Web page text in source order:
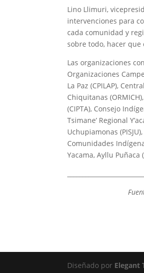
Lino Llimuri,
intervenciones para
cada comunidad y
sobre todo, hacer
Las organizaciones
Organizaciones
La Paz (CPILAP),
Chiquitanas
(CIPTA), Consejo
Tsimane’ Regional
Uchupiamonas
Comunidades
Yacama, Ayllu Puñaca
Diseñado por Elegant